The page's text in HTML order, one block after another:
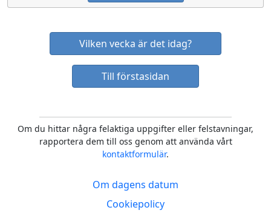
Vilken vecka är det idag?
Till förstasidan
Om du hittar några felaktiga uppgifter eller felstavningar,
rapportera dem till oss genom att använda vårt
kontaktformulär.
Om dagens datum
Cookiepolicy